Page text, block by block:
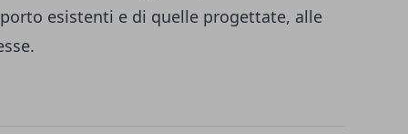
esistenti e di quelle progettate, alle